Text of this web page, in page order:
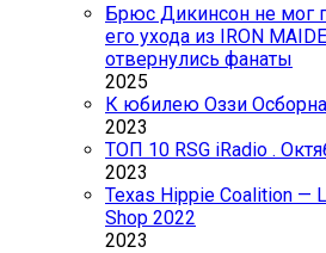
Брюс Дикинсон не мог
его ухода из IRON
отвернулись фанаты
2025
К юбилею Оззи Осборна
2023
ТОП 10 RSG iRadio .
2023
Texas Hippie Coalition —
Shop 2022
2023